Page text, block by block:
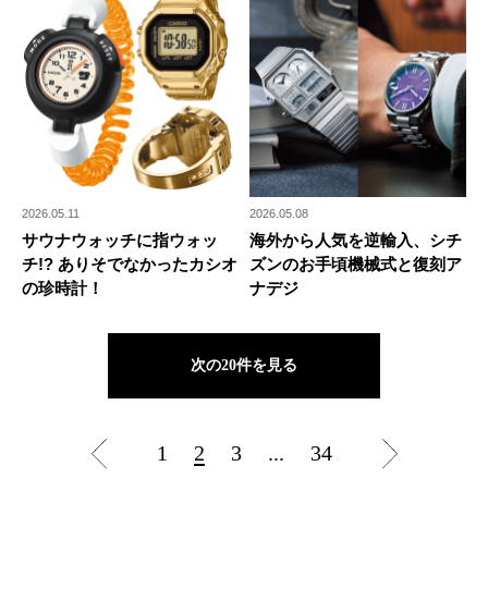
2026.05.11
サウナウォッチに指ウォッ
チ!? ありそでなかったカシオ
の珍時計！
2026.05.08
海外から人気を逆輸入、シチ
ズンのお手頃機械式と復刻ア
ナデジ
次の20件を見る
1 2 3 ... 34